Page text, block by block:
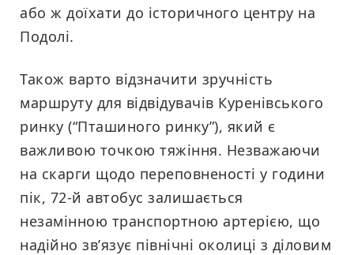
або ж доїхати до історичного центру на
Подолі.
Також варто відзначити зручність
маршруту для відвідувачів Куренівського
ринку (“Пташиного ринку”), який є
важливою точкою тяжіння. Незважаючи
на скарги щодо переповненості у години
пік, 72-й автобус залишається
незамінною транспортною артерією, що
надійно зв’язує північні околиці з діловим